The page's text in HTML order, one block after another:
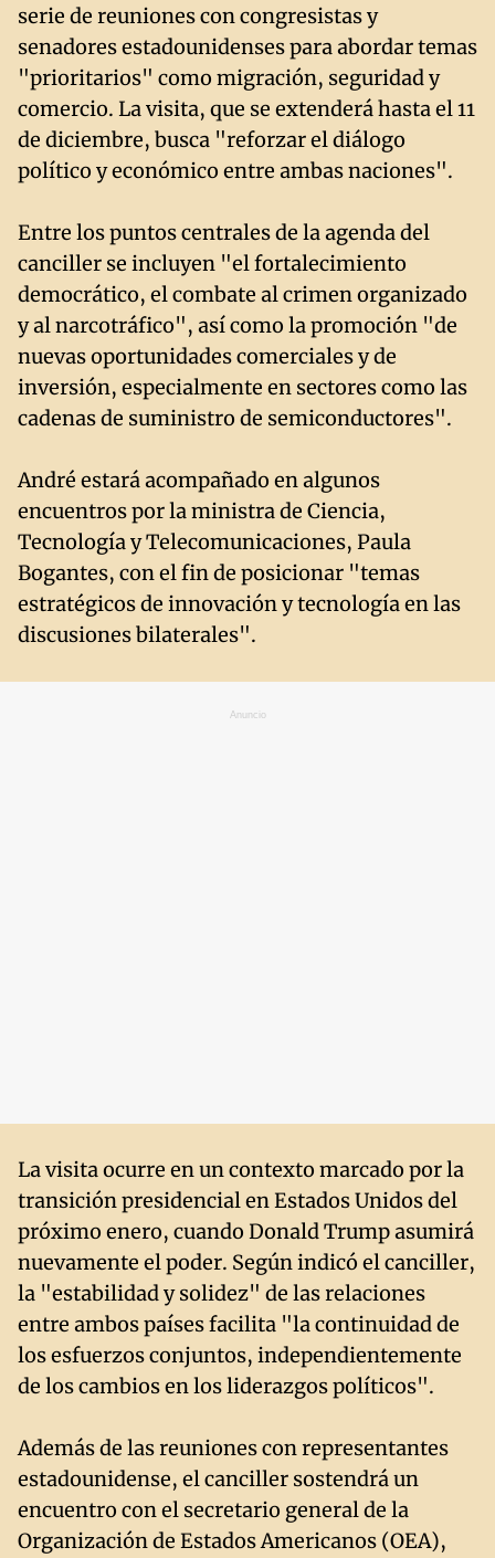
serie de reuniones con congresistas y
senadores estadounidenses para abordar temas
"prioritarios" como migración, seguridad y
comercio. La visita, que se extenderá hasta el 11
de diciembre, busca "reforzar el diálogo
político y económico entre ambas naciones".
Entre los puntos centrales de la agenda del
canciller se incluyen "el fortalecimiento
democrático, el combate al crimen organizado
y al narcotráfico", así como la promoción "de
nuevas oportunidades comerciales y de
inversión, especialmente en sectores como las
cadenas de suministro de semiconductores".
André estará acompañado en algunos
encuentros por la ministra de Ciencia,
Tecnología y Telecomunicaciones, Paula
Bogantes, con el fin de posicionar "temas
estratégicos de innovación y tecnología en las
discusiones bilaterales".
Anuncio
La visita ocurre en un contexto marcado por la
transición presidencial en Estados Unidos del
próximo enero, cuando Donald Trump asumirá
nuevamente el poder. Según indicó el canciller,
la "estabilidad y solidez" de las relaciones
entre ambos países facilita "la continuidad de
los esfuerzos conjuntos, independientemente
de los cambios en los liderazgos políticos".
Además de las reuniones con representantes
estadounidense, el canciller sostendrá un
encuentro con el secretario general de la
Organización de Estados Americanos (OEA),